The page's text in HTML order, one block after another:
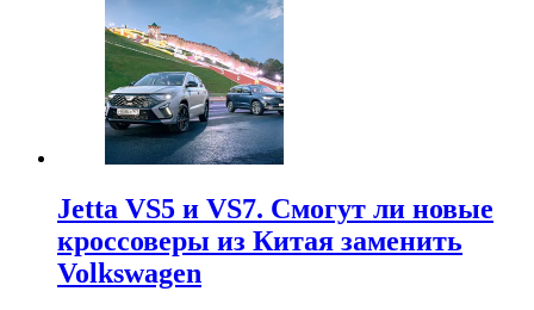
Jetta VS5 и VS7. Смогут ли новые
кроссоверы из Китая заменить
Volkswagen